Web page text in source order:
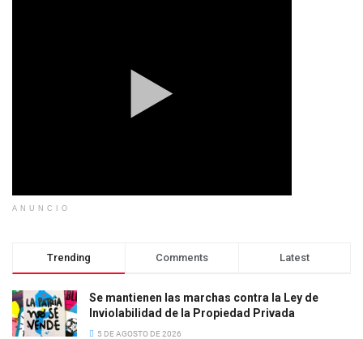
ANUNCIO
Trending Comments Latest
Se mantienen las marchas contra la Ley de
Inviolabilidad de la Propiedad Privada
5 DE AGOSTO DE 2026